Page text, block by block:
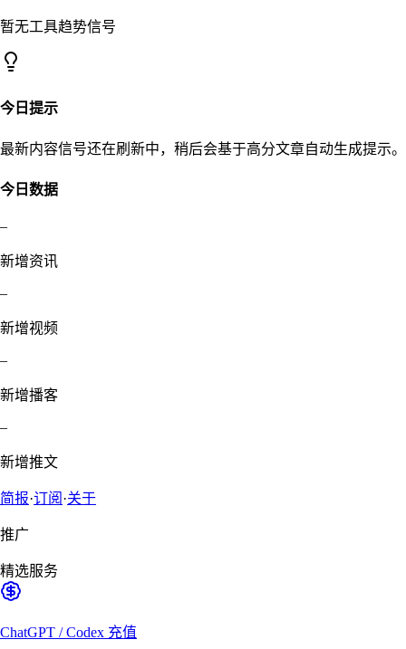
暂无工具趋势信号
今日提示
最新内容信号还在刷新中，稍后会基于高分文章自动生成提示。
今日数据
–
新增资讯
–
新增视频
–
新增播客
–
新增推文
简报·订阅 ·关于
推广
精选服务
ChatGPT / Codex 充值